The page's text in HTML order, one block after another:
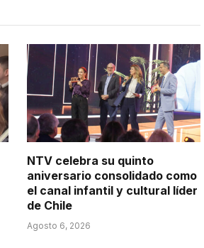
NTV celebra su quinto
aniversario consolidado como
el canal infantil y cultural líder
de Chile
Agosto 6, 2026